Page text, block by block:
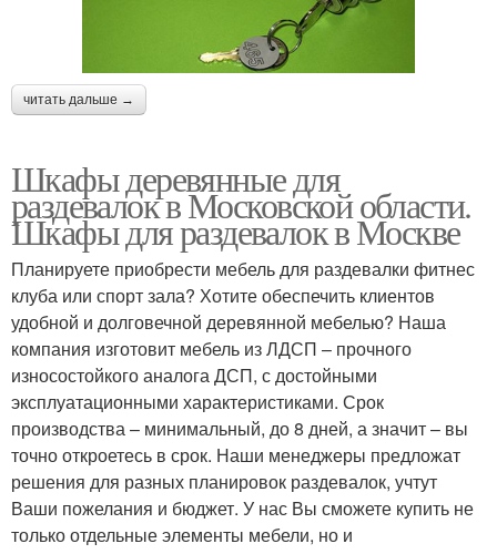
читать дальше →
Шкафы деревянные для
раздевалок в Московской области.
Шкафы для раздевалок в Москве
Планируете приобрести мебель для раздевалки фитнес
клуба или спорт зала? Хотите обеспечить клиентов
удобной и долговечной деревянной мебелью? Наша
компания изготовит мебель из ЛДСП – прочного
износостойкого аналога ДСП, с достойными
эксплуатационными характеристиками. Срок
производства – минимальный, до 8 дней, а значит – вы
точно откроетесь в срок. Наши менеджеры предложат
решения для разных планировок раздевалок, учтут
Ваши пожелания и бюджет. У нас Вы сможете купить не
только отдельные элементы мебели, но и